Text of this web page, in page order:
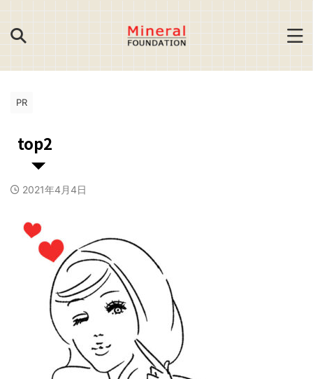
PR
top2
2021年4月4日